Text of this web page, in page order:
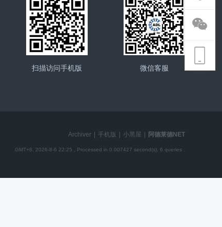
微信客服
扫描访问手机版
Archiver 手机版 小黑屋 阿德莱德NET
GMT+8, 2026-8-6 22:25 , Processed in 0.007427 second(s), 6 queries .